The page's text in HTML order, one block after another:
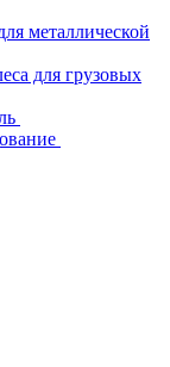
металлической
для грузовых